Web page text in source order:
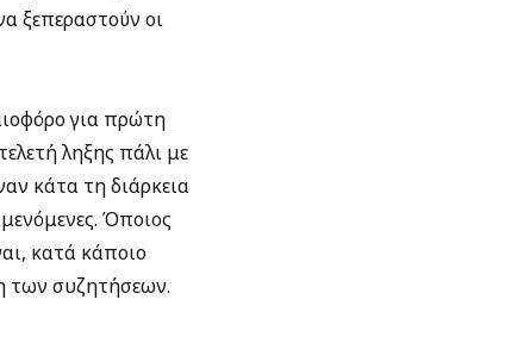
ξεπεραστούν οι
για πρώτη
ληξης πάλι με
κάτα τη διάρκεια
Όποιος
κατά κάποιο
των συζητήσεων.